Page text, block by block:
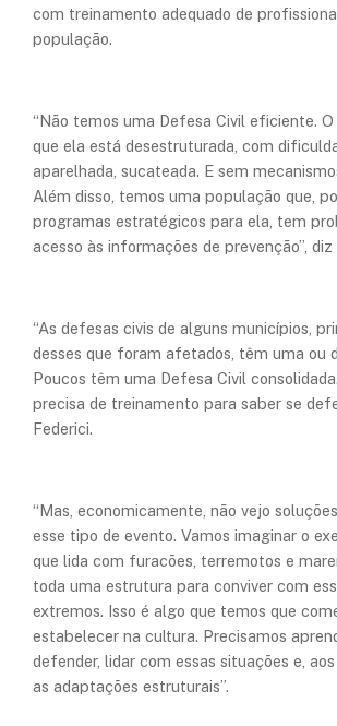
com treinamento adequado de
população.
“Não temos uma Defesa Civil eficiente.
que ela está desestruturada, com
aparelhada, sucateada. E sem
Além disso, temos uma população que,
programas estratégicos para ela, tem
acesso às informações de prevenção”, diz
“As defesas civis de alguns municípios,
desses que foram afetados, têm uma ou
Poucos têm uma Defesa Civil
precisa de treinamento para saber se
Federici.
“Mas, economicamente, não vejo
esse tipo de evento. Vamos imaginar o
que lida com furacões, terremotos e
toda uma estrutura para conviver com
extremos. Isso é algo que temos que
estabelecer na cultura. Precisamos
defender, lidar com essas situações e,
as adaptações estruturais”.